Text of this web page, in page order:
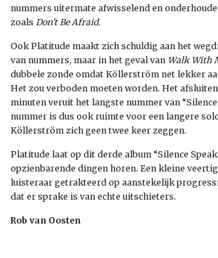
nummers uitermate afwisselend en
zoals Don’t Be Afraid.
Ook Platitude maakt zich schuldig aan het
van nummers, maar in het geval van Walk With
dubbele zonde omdat Köllerström net lekker
Het zou verboden moeten worden. Het
minuten veruit het langste nummer van
nummer is dus ook ruimte voor een langere
Köllerström zich geen twee keer zeggen.
Platitude laat op dit derde album “Silence
opzienbarende dingen horen. Een kleine
luisteraar getrakteerd op aanstekelijk
dat er sprake is van echte uitschieters.
Rob van Oosten